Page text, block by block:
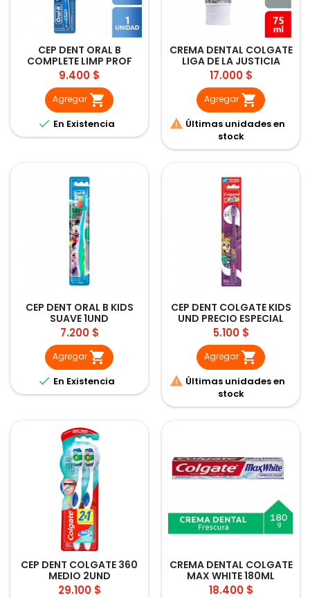
CEP DENT ORAL B
COMPLETE LIMP PROF
MEDIO
Precio
9.400 $
Agregar 
 En Existencia
CREMA DENTAL COLGATE
LIGA DE LA JUSTICIA
75ML
Precio
17.000 $
Agregar 
 Últimas unidades en
stock
CEP DENT ORAL B KIDS
SUAVE 1UND
Precio
7.200 $
Agregar 
 En Existencia
CEP DENT COLGATE KIDS
UND PRECIO ESPECIAL
Precio
5.100 $
Agregar 
 Últimas unidades en
stock
CEP DENT COLGATE 360
MEDIO 2UND
Precio
29.100 $
CREMA DENTAL COLGATE
MAX WHITE 180ML
Precio
18.400 $